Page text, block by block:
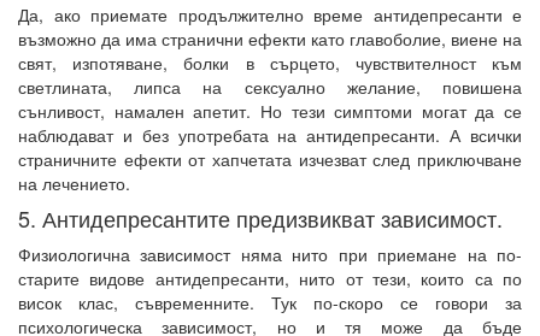
Да, ако приемате продължително време антидепресанти е
възможно да има странични ефекти като главоболие, виене на
свят, изпотяване, болки в сърцето, чувствителност към
светлината, липса на сексуално желание, повишена
сънливост, намален апетит. Но тези симптоми могат да се
наблюдават и без употребата на антидепресанти. А всички
страничните ефекти от хапчетата изчезват след приключване
на лечението.
5. Антидепресантите предизвикват зависимост.
Физиологична зависимост няма нито при приемане на по-
старите видове антидепресанти, нито от тези, които са по
висок клас, съвременните. Тук по-скоро се говори за
психологическа зависимост, но и тя може да бъде